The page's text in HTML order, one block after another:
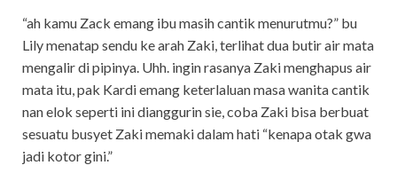
“ah kamu Zack emang ibu masih cantik menurutmu?” bu
Lily menatap sendu ke arah Zaki, terlihat dua butir air mata
mengalir di pipinya. Uhh. ingin rasanya Zaki menghapus air
mata itu, pak Kardi emang keterlaluan masa wanita cantik
nan elok seperti ini dianggurin sie, coba Zaki bisa berbuat
sesuatu busyet Zaki memaki dalam hati “kenapa otak gwa
jadi kotor gini.”